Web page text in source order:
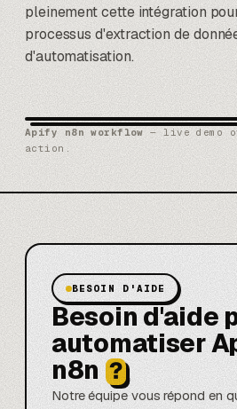
pleinement cette intégration
processus d'extraction de
d'automatisation.
Apify n8n workflow — live demo
action.
BESOIN D'AIDE
Besoin d'aide
automatiser
n8n ?
Notre équipe vous répond en